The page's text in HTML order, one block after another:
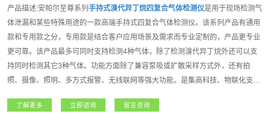
产品描述:安帕尔至尊系列 手持式溴代异丁烷四复合气体检测仪是用于现场检测气
体泄漏和某些特殊用途的一款高端手持式四复合气体检测仪。该系列产品有通用
款和专用款之分，专用款是结合客户应用场景及需求而专业定制的，产品更专业
更可靠。该产品最多可同时支持检测4种气体，除了检测溴代异丁烷外还可以支
持同时检测其它3种气体。功能方面除了兼容泵吸或扩散采样方式外，还有拍
照、摄像、照明、多方式报警、无线联网等强大功能。是集高科技、物联化支
溴代异丁烷
四复合气体检测仪
主要适用于石油石化、化工、燃气、冶金、电力、
了解更多 立即咨询 留言咨询